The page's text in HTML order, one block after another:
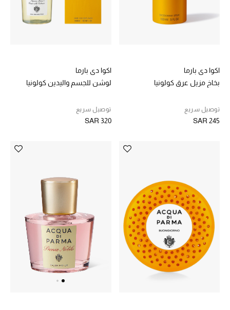
هدايا حسب الفئة
النساء
المستلزمات المنزلية
هدايا حسب السعر
هدايا للجميع
تسوقوا الهدايا
اكوا دي بارما
بخاخ مزيل عرق كولونيا
توصيل سريع
SAR 245
اكوا دي بارما
لوشن للجسم واليدين كولونيا
توصيل سريع
SAR 320